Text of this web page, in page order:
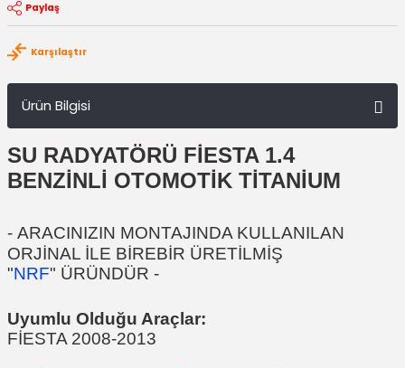
Paylaş
Karşılaştır
Ürün Bilgisi
SU RADYATÖRÜ FİESTA 1.4
BENZİNLİ OTOMOTİK TİTANİUM
- ARACINIZIN MONTAJINDA KULLANILAN
ORJİNAL İLE BİREBİR ÜRETİLMİŞ
"NRF" ÜRÜNDÜR -
Uyumlu Olduğu Araçlar:
FİESTA 2008-2013